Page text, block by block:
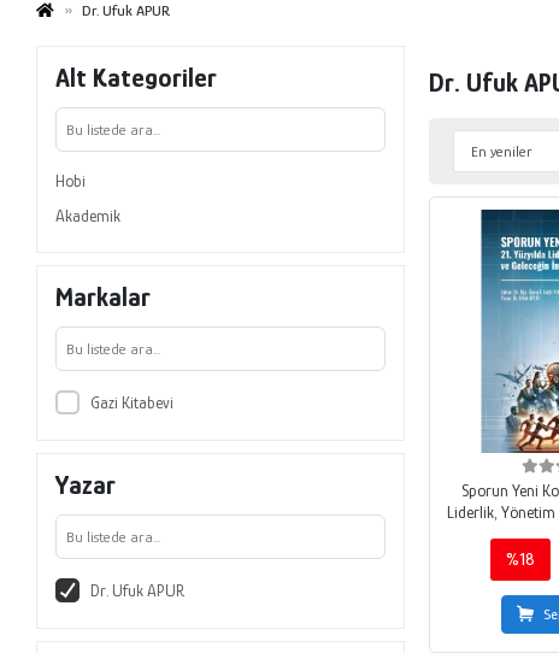
Dr. Ufuk APUR
Alt Kategoriler
Hobi
Akademik
Markalar
Gazi Kitabevi
Yazar
Dr. Ufuk APUR
Dr. Ufuk
Sporun Yeni
Liderlik, Yönetim
%18